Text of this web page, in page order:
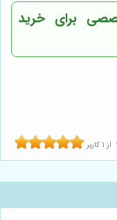
برای خرید
از 1 کاربر